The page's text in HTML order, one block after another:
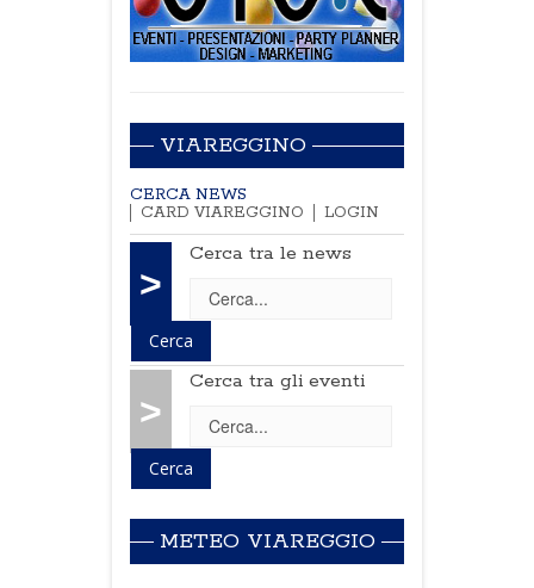
VIAREGGINO
CERCA NEWS
CARD VIAREGGINO
LOGIN
>
Cerca tra le news
>
Cerca tra gli eventi
METEO VIAREGGIO